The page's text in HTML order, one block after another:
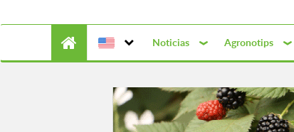
Noticias Agronotips